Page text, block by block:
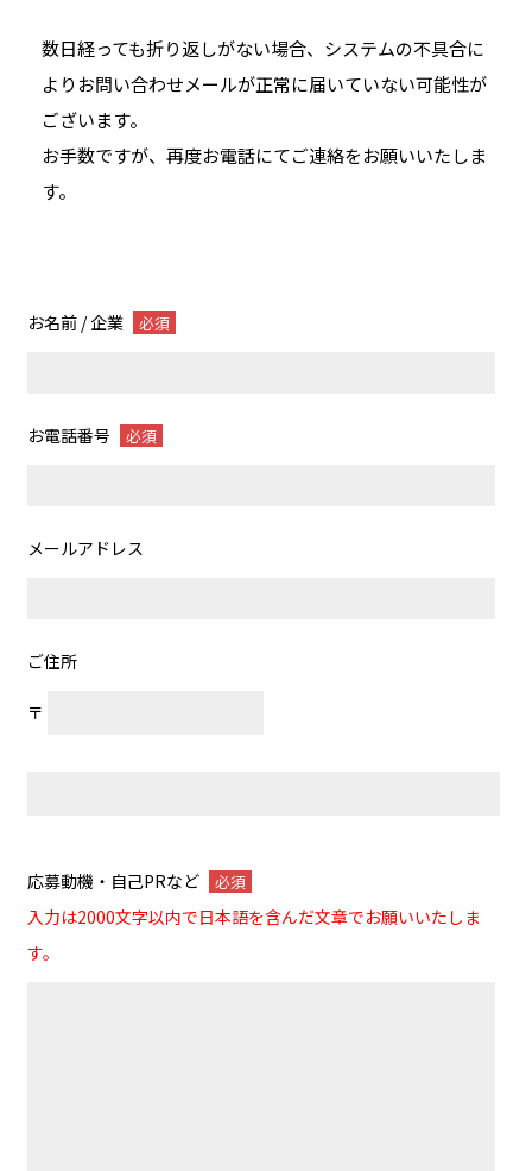
数日経っても折り返しがない場合、システムの不具合に
よりお問い合わせメールが正常に届いていない可能性が
ございます。
お手数ですが、再度お電話にてご連絡をお願いいたしま
す。
お名前 / 企業 必須
お電話番号 必須
メールアドレス
ご住所
〒
応募動機・自己PRなど 必須
入力は2000文字以内で日本語を含んだ文章でお願いいたしま
す。